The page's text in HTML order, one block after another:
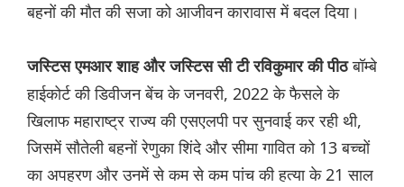
बहनों की मौत की सजा को आजीवन कारावास में बदल दिया।
जस्टिस एमआर शाह और जस्टिस सी टी रविकुमार की पीठबॉम्बे
हाईकोर्ट की डिवीजन बेंच के जनवरी, 2022 के फैसले के
खिलाफ महाराष्ट्र राज्य की एसएलपी पर सुनवाई कर रही थी,
जिसमें सौतेली बहनों रेणुका शिंदे और सीमा गावित को 13 बच्चों
का अपहरण और उनमें से कम से कम पांच की हत्या के 21 साल